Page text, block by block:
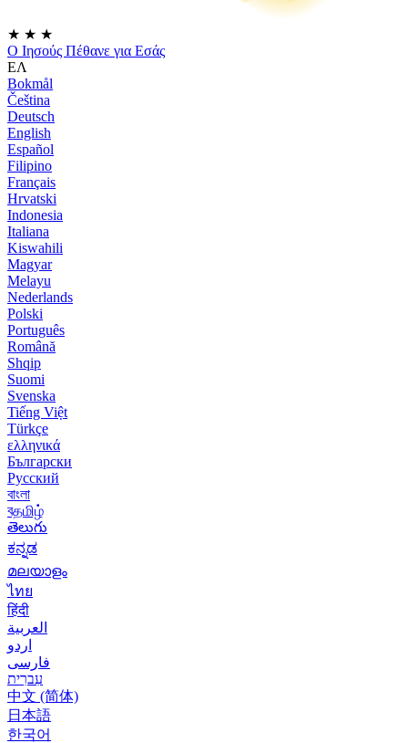
★ ★ ★
Ο Ιησούς Πέθανε για Εσάς
ΕΛ
Bokmål
Čeština
Deutsch
English
Español
Filipino
Français
Hrvatski
Indonesia
Italiana
Kiswahili
Magyar
Melayu
Nederlands
Polski
Português
Română
Shqip
Suomi
Svenska
Tiếng Việt
Türkçe
ελληνικά
Български
Русский
বাংলা
বதமிழ்
తెలుగు
ಕನ್ನಡ
മലയാളം
ไทย
हिंदी
العربية
اردو
فارسی
עִברִית
中文 (简体)
日本語
한국어